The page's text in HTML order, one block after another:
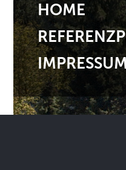
HOME